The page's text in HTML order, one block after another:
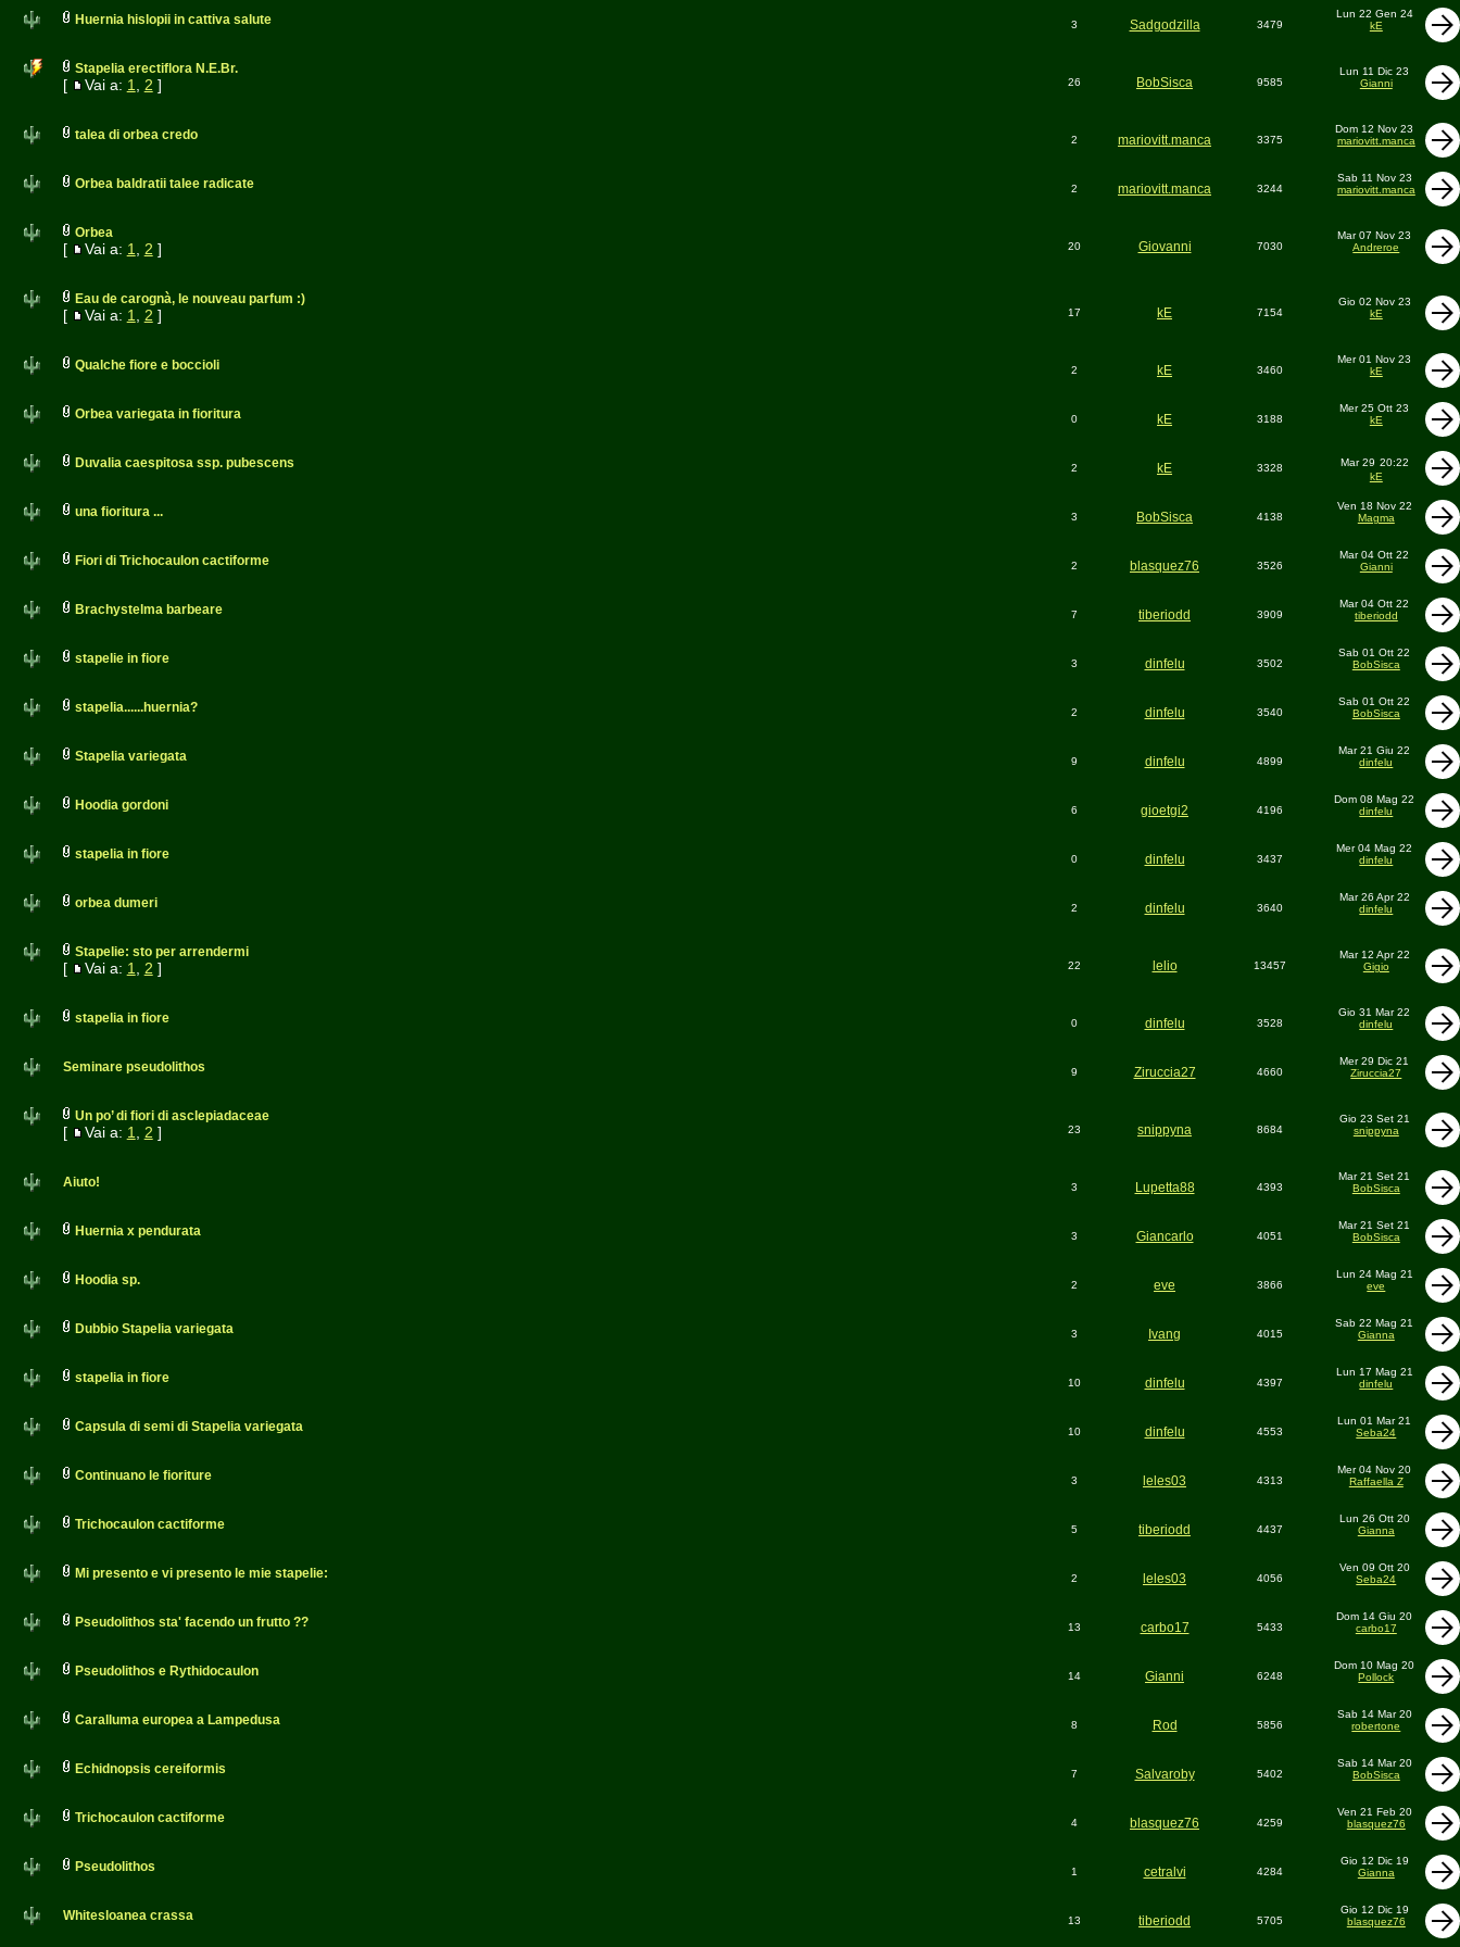
Huernia hislopii in cattiva salute 3 Sadgodzilla 3479
Lun 22 Gen 24
kE
Stapelia erectiflora N.E.Br.
[ Vai a: 1 2 ] 26 BobSisca 9585
Lun 11 Dic 23
Gianni
talea di orbea credo 2 mariovitt.manca 3375
Dom 12 Nov 23
mariovitt.manca
Orbea baldratii talee radicate 2 mariovitt.manca 3244
Sab 11 Nov 23
mariovitt.manca
Orbea
[ Vai a: 1 2 ] 20 Giovanni 7030
Mar 07 Nov 23
Andreroe
Eau de carognà, le nouveau parfum :)
[ Vai a: 1 2 ] 17 kE 7154
Gio 02 Nov 23
kE
Qualche fiore e boccioli 2 kE 3460
Mer 01 Nov 23
kE
Orbea variegata in fioritura 0 kE 3188
Mer 25 Ott 23
kE
Duvalia caespitosa ssp. pubescens 2 kE 3328 Mar 29 20:22
kE
una fioritura ... 3 BobSisca 4138
Ven 18 Nov 22
Magma
Fiori di Trichocaulon cactiforme 2 blasquez76 3526
Mar 04 Ott 22
Gianni
Brachystelma barbeare 7 tiberiodd 3909
Mar 04 Ott 22
tiberiodd
stapelie in fiore 3 dinfelu 3502
Sab 01 Ott 22
BobSisca
stapelia......huernia? 2 dinfelu 3540
Sab 01 Ott 22
BobSisca
Stapelia variegata 9 dinfelu 4899
Mar 21 Giu 22
dinfelu
Hoodia gordoni 6 gioetgi2 4196
Dom 08 Mag 22
dinfelu
stapelia in fiore 0 dinfelu 3437
Mer 04 Mag 22
dinfelu
orbea dumeri 2 dinfelu 3640
Mar 26 Apr 22
dinfelu
Stapelie: sto per arrendermi
[ Vai a: 1 2 ] 22 lelio 13457
Mar 12 Apr 22
Gigio
stapelia in fiore 0 dinfelu 3528
Gio 31 Mar 22
dinfelu
Seminare pseudolithos 9 Ziruccia27 4660
Mer 29 Dic 21
Ziruccia27
Un po’ di fiori di asclepiadaceae
[ Vai a: 1 2 ] 23 snippyna 8684
Gio 23 Set 21
snippyna
Aiuto! 3 Lupetta88 4393
Mar 21 Set 21
BobSisca
Huernia x pendurata 3 Giancarlo 4051
Mar 21 Set 21
BobSisca
Hoodia sp. 2 eve 3866
Lun 24 Mag 21
eve
Dubbio Stapelia variegata 3 Ivang 4015
Sab 22 Mag 21
Gianna
stapelia in fiore 10 dinfelu 4397
Lun 17 Mag 21
dinfelu
Capsula di semi di Stapelia variegata 10 dinfelu 4553
Lun 01 Mar 21
Seba24
Continuano le fioriture 3 leles03 4313
Mer 04 Nov 20
Raffaella Z
Trichocaulon cactiforme 5 tiberiodd 4437
Lun 26 Ott 20
Gianna
Mi presento e vi presento le mie stapelie: 2 leles03 4056
Ven 09 Ott 20
Seba24
Pseudolithos sta' facendo un frutto ?? 13 carbo17 5433
Dom 14 Giu 20
carbo17
Pseudolithos e Rythidocaulon 14 Gianni 6248
Dom 10 Mag 20
Pollock
Caralluma europea a Lampedusa 8 Rod 5856
Sab 14 Mar 20
robertone
Echidnopsis cereiformis 7 Salvaroby 5402
Sab 14 Mar 20
BobSisca
Trichocaulon cactiforme 4 blasquez76 4259
Ven 21 Feb 20
blasquez76
Pseudolithos 1 cetralvi 4284
Gio 12 Dic 19
Gianna
Whitesloanea crassa 13 tiberiodd 5705
Gio 12 Dic 19
blasquez76